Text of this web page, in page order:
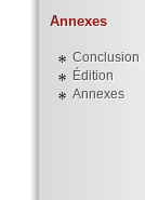
Annexes
Conclusion
Édition
Annexes